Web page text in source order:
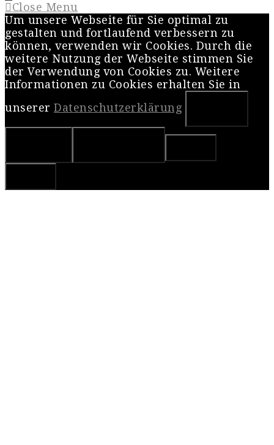
Close Menu
Um unsere Webseite für Sie optimal zu
gestalten und fortlaufend verbessern zu
können, verwenden wir Cookies. Durch die
weitere Nutzung der Webseite stimmen Sie
der Verwendung von Cookies zu. Weitere
Informationen zu Cookies erhalten Sie in
unserer Datenschutzerklärung